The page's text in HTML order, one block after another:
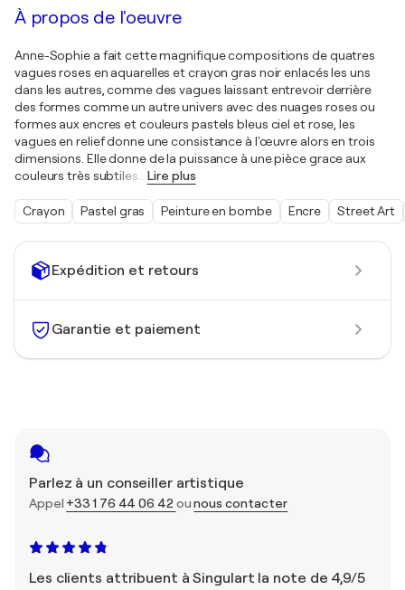
Expédition et retours
Garantie et paiement
Parlez à un conseiller artistique
Appel +33 1 76 44 06 42 ounous contacter
Les clients attribuent à Singulart la note de 4,9/5
À propos de l'oeuvre
Anne-Sophie a fait cette magnifique compositions de quatres
vagues roses en aquarelles et crayon gras noir enlacés les uns
dans les autres, comme des vagues laissant entrevoir derrière
des formes comme un autre univers avec des nuages roses ou
formes aux encres et couleurs pastels bleus ciel et rose, les
vagues en relief donne une consistance à l'œuvre alors en trois
dimensions. Elle donne de la puissance à une pièce grace aux
couleurs très subtiles
Lire plus
Crayon Pastel gras Peinture en bombe Encre Street Art